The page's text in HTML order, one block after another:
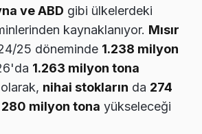
ve ABD gibi ülkelerdeki
kaynaklanıyor. Mısır
25 döneminde 1.238 milyon
1.263 milyon tona
nihai stokların da 274
280 milyon tona yükseleceği